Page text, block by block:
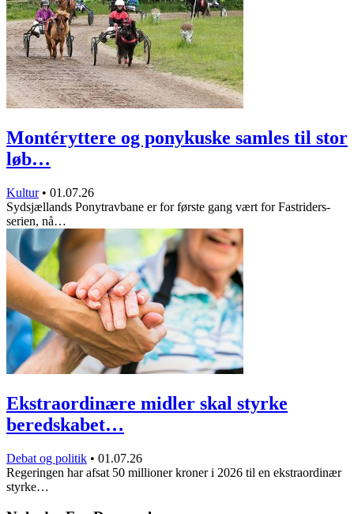
Montéryttere og ponykuske samles til stor
løb…
Kultur • 01.07.26
Sydsjællands Ponytravbane er for første gang vært for Fastriders-
serien, nå…
Ekstraordinære midler skal styrke
beredskabet…
Debat og politik • 01.07.26
Regeringen har afsat 50 millioner kroner i 2026 til en ekstraordinær
styrke…